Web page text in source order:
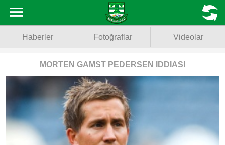
Fotoğraflar
Videolar
Basketbol
Voleybol
Puan Durumu
MENU
Haberler Fotoğraflar Videolar
MORTEN GAMST PEDERSEN IDDIASI